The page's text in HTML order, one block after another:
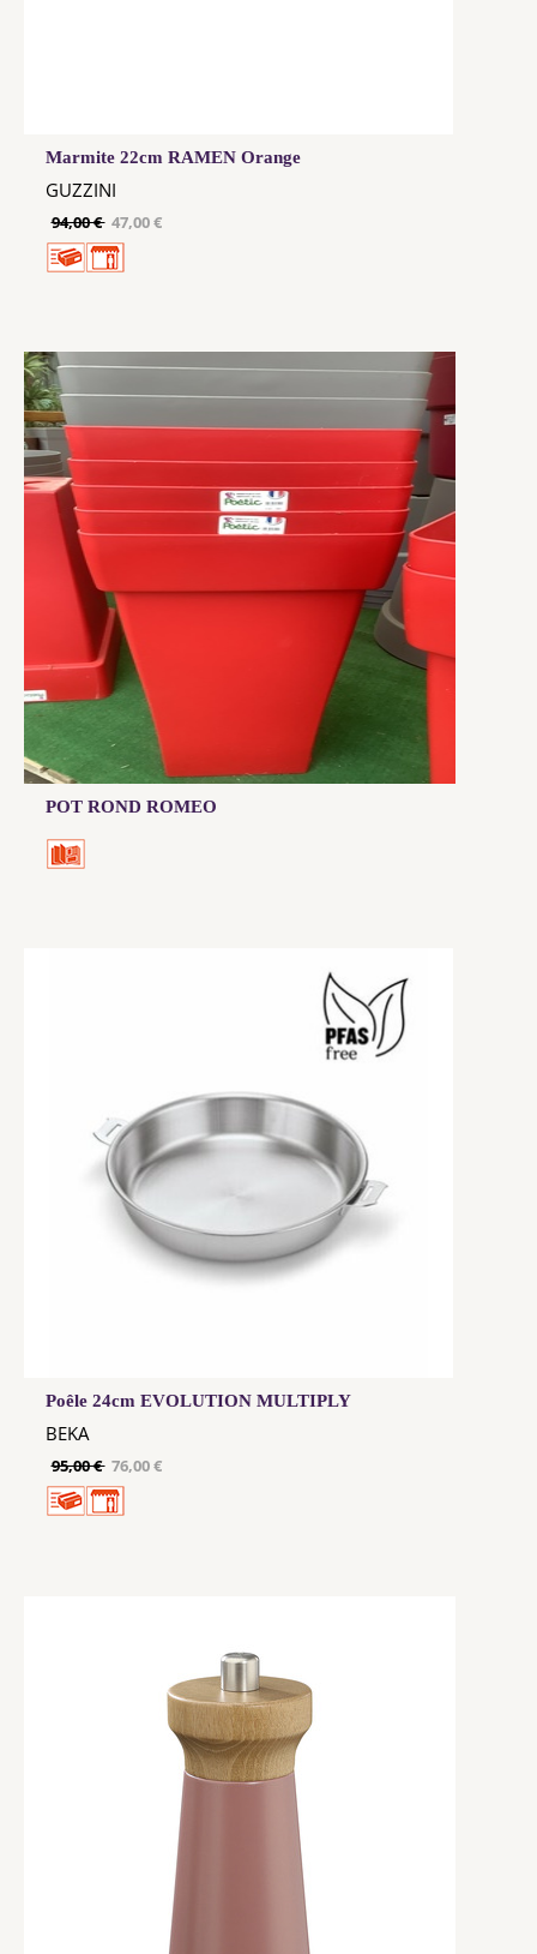
Marmite 22cm RAMEN Orange
GUZZINI
94,00 € 47,00 €
POT ROND ROMEO
Poêle 24cm EVOLUTION MULTIPLY
BEKA
95,00 € 76,00 €